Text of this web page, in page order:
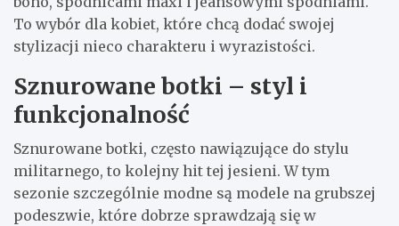
To wybór dla kobiet, które chcą dodać swojej
stylizacji nieco charakteru i wyrazistości.
Sznurowane botki – styl i
funkcjonalność
Sznurowane botki, często nawiązujące do stylu
militarnego, to kolejny hit tej jesieni. W tym
sezonie szczególnie modne są modele na grubszej
podeszwie, które dobrze sprawdzają się w